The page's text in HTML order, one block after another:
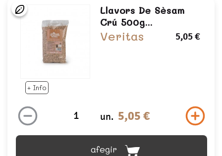
+ Info
Llavors De Sèsam
Crú 500g...
Veritas 5,05 €
un. 5,05 €
afegir